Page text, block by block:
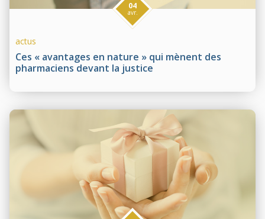
Ces « avantages en nature » qui mènent des
pharmaciens devant la justice
04
avr.
actus